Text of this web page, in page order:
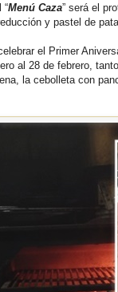
“Menú Caza” será el
y pastel de
el Primer
al 28 de febrero,
la cebolleta con